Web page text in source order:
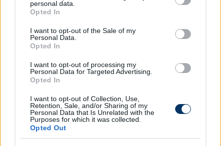
grant or deny consent to Google and its third-party tags to
use your data for below specified purposes in below Google
consent section.
personal data.
Opted In
I want to opt-out of the Sale of my
Personal Data.
Opted In
I want to opt-out of processing my
Personal Data for Targeted Advertising.
Opted In
I want to opt-out of Collection, Use,
Retention, Sale, and/or Sharing of my
Personal Data that Is Unrelated with the
Purposes for which it was collected.
Opted Out
alkalommal szerzett érmet az NB I-ben. A magyar
válogatottat két időszakban is irányította
szövetségi kapitányként. (MTI)
Itt állíthatod be, hogy a Csakfoci az elsők
között legyen a Google-találatokban